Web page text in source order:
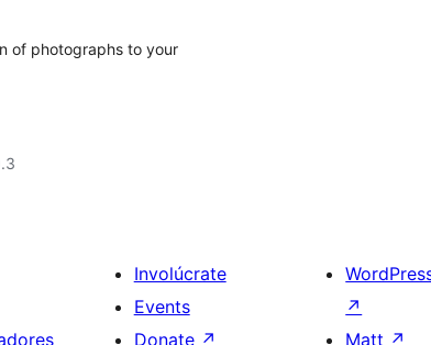
of photographs to your
Involúcrate
Events
Donate ↗
↗
Matt ↗